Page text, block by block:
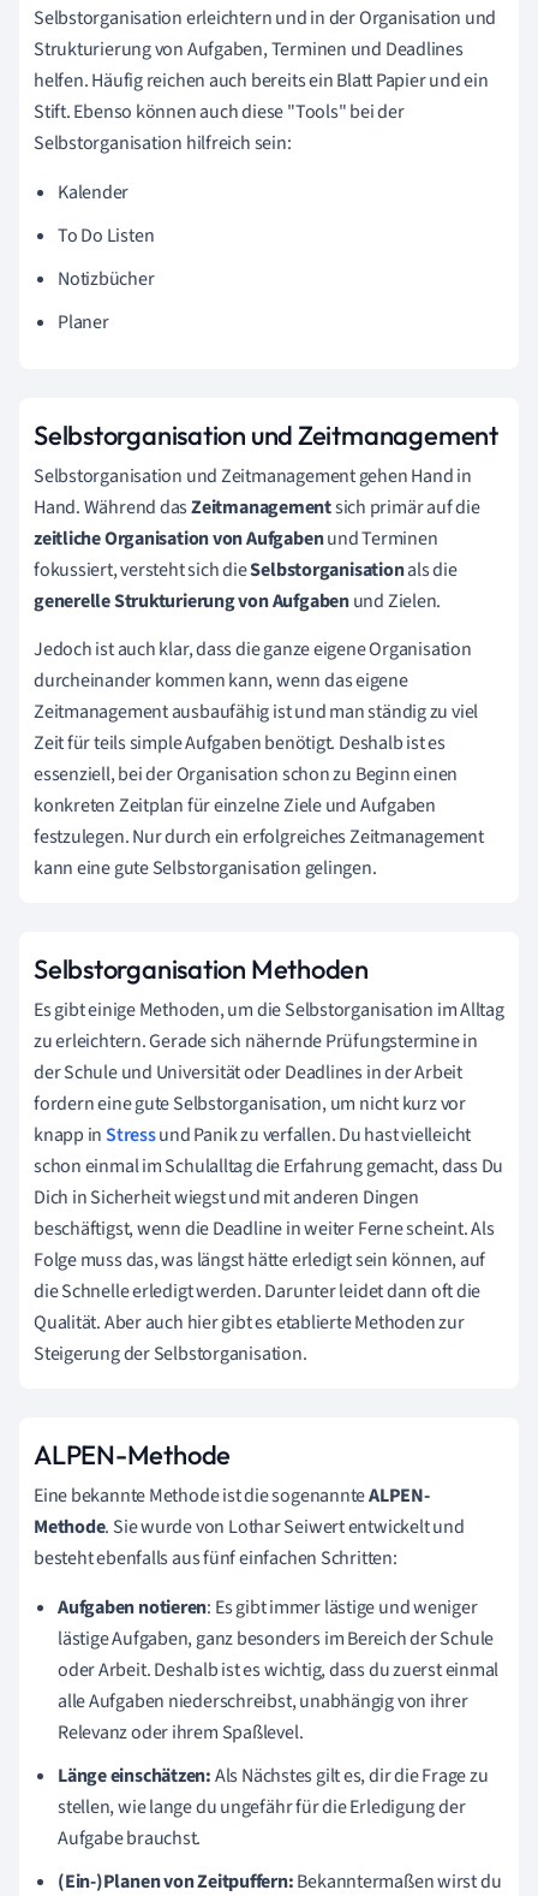
Selbstorganisation erleichtern und in der Organisation und
Strukturierung von Aufgaben, Terminen und Deadlines
helfen. Häufig reichen auch bereits ein Blatt Papier und ein
Stift. Ebenso können auch diese "Tools" bei der
Selbstorganisation hilfreich sein:
Kalender
To Do Listen
Notizbücher
Planer
Selbstorganisation und Zeitmanagement
Selbstorganisation und Zeitmanagement gehen Hand in
Hand. Während dasZeitmanagementsich primär auf die
zeitliche Organisation von Aufgabenund Terminen
fokussiert, versteht sich dieSelbstorganisationalsdie
generelle Strukturierung von Aufgabenund Zielen.
Jedoch ist auch klar, dass die ganze eigene Organisation
durcheinander kommen kann, wenn das eigene
Zeitmanagement ausbaufähig ist und man ständig zu viel
Zeit für teils simple Aufgaben benötigt. Deshalb ist es
essenziell, bei der Organisation schon zu Beginn einen
konkreten Zeitplan für einzelne Ziele und Aufgaben
festzulegen. Nur durch ein erfolgreiches Zeitmanagement
kann eine gute Selbstorganisation gelingen.
Selbstorganisation Methoden
Es gibt einige Methoden, um die Selbstorganisation im Alltag
zu erleichtern. Gerade sich nähernde Prüfungstermine in
der Schule und Universität oder Deadlines in der Arbeit
fordern eine gute Selbstorganisation, um nicht kurz vor
knapp inStressund Panik zu verfallen. Du hast vielleicht
schon einmal im Schulalltag die Erfahrung gemacht, dass Du
Dich in Sicherheit wiegst und mit anderen Dingen
beschäftigst, wenn die Deadline in weiter Ferne scheint. Als
Folge muss das, was längst hätte erledigt sein können, auf
die Schnelle erledigt werden. Darunter leidet dann oft die
Qualität. Aber auch hier gibt es etablierte Methoden zur
Steigerung der Selbstorganisation.
ALPEN-Methode
Eine bekannte Methode ist die sogenannteALPEN-
Methode. Sie wurde von Lothar Seiwert entwickelt und
besteht ebenfalls aus fünf einfachen Schritten:
Aufgaben notieren: Es gibt immer lästige und weniger
lästige Aufgaben, ganz besonders im Bereich der Schule
oder Arbeit. Deshalb ist es wichtig, dass du zuerst einmal
alle Aufgaben niederschreibst, unabhängig von ihrer
Relevanz oder ihrem Spaßlevel.
Länge einschätzen:Als Nächstes gilt es, dir die Frage zu
stellen, wie lange du ungefähr für die Erledigung der
Aufgabe brauchst.
(Ein-)Planen von Zeitpuffern:Bekanntermaßen wirst du